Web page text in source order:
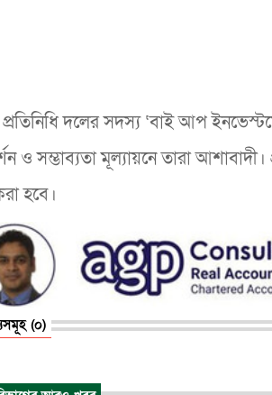
দলের সদস্য ‘বাই আপ
ও সম্ভাব্যতা মূল্যায়নে তারা আশাবাদী।
হবে।
(০)